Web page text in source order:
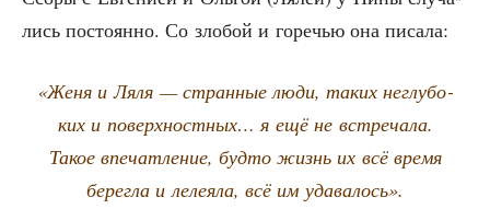
лись посто­ян­но. Со зло­бой и горе­чью она писала:
«Женя и Ляля — стран­ные люди, таких неглу­бо­
ких и поверх­ност­ных… я ещё не встре­ча­ла.
Такое впе­чат­ле­ние, буд­то жизнь их всё вре­мя
берег­ла и леле­я­ла, всё им удавалось».